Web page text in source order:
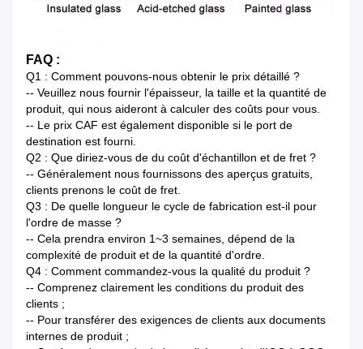
FAQ :
Q1 : Comment pouvons-nous obtenir le prix détaillé ?
-- Veuillez nous fournir l'épaisseur, la taille et la quantité de
produit, qui nous aideront à calculer des coûts pour vous.
-- Le prix CAF est également disponible si le port de
destination est fourni.
Q2 : Que diriez-vous de du coût d'échantillon et de fret ?
-- Généralement nous fournissons des aperçus gratuits,
clients prenons le coût de fret.
Q3 : De quelle longueur le cycle de fabrication est-il pour
l'ordre de masse ?
-- Cela prendra environ 1~3 semaines, dépend de la
complexité de produit et de la quantité d'ordre.
Q4 : Comment commandez-vous la qualité du produit ?
-- Comprenez clairement les conditions du produit des
clients ;
-- Pour transférer des exigences de clients aux documents
internes de produit ;